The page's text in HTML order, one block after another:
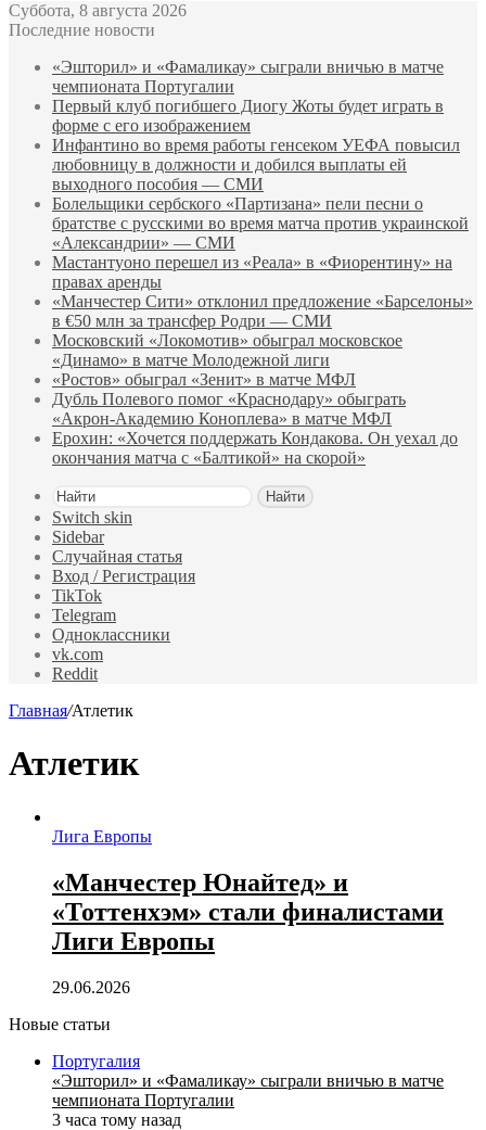
Суббота, 8 августа 2026
Последние новости
«Эшторил» и «Фамаликау» сыграли вничью в матче
чемпионата Португалии
Первый клуб погибшего Диогу Жоты будет играть в
форме с его изображением
Инфантино во время работы генсеком УЕФА повысил
любовницу в должности и добился выплаты ей
выходного пособия — СМИ
Болельщики сербского «Партизана» пели песни о
братстве с русскими во время матча против украинской
«Александрии» — СМИ
Мастантуоно перешел из «Реала» в «Фиорентину» на
правах аренды
«Манчестер Сити» отклонил предложение «Барселоны»
в €50 млн за трансфер Родри — СМИ
Московский «Локомотив» обыграл московское
«Динамо» в матче Молодежной лиги
«Ростов» обыграл «Зенит» в матче МФЛ
Дубль Полевого помог «Краснодару» обыграть
«Акрон‑Академию Коноплева» в матче МФЛ
Ерохин: «Хочется поддержать Кондакова. Он уехал до
окончания матча с «Балтикой» на скорой»
Найти
Switch skin
Sidebar
Случайная статья
Вход / Регистрация
TikTok
Telegram
Одноклассники
vk.com
Reddit
Главная/Атлетик
Атлетик
Лига Европы
«Манчестер Юнайтед» и
«Тоттенхэм» стали финалистами
Лиги Европы
29.06.2026
Новые статьи
Португалия
«Эшторил» и «Фамаликау» сыграли вничью в матче
чемпионата Португалии
3 часа тому назад